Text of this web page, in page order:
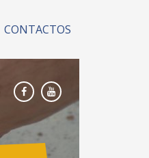
CONTACTOS
FacebookYoutube